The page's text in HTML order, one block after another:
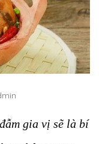
gia vị sẽ là bí